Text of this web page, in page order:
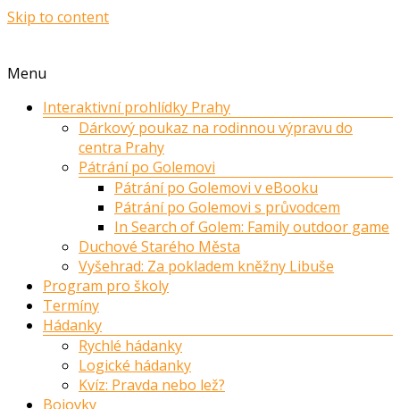
Skip to content
Menu
Interaktivní prohlídky Prahy
Dárkový poukaz na rodinnou výpravu do
centra Prahy
Pátrání po Golemovi
Pátrání po Golemovi v eBooku
Pátrání po Golemovi s průvodcem
In Search of Golem: Family outdoor game
Duchové Starého Města
Vyšehrad: Za pokladem kněžny Libuše
Program pro školy
Termíny
Hádanky
Rychlé hádanky
Logické hádanky
Kvíz: Pravda nebo lež?
Bojovky